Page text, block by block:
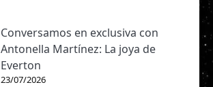
Conversamos en exclusiva con
Antonella Martínez: La joya de
Everton
23/07/2026